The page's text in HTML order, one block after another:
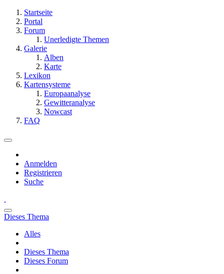
Startseite
Portal
Forum
Unerledigte Themen
Galerie
Alben
Karte
Lexikon
Kartensysteme
Europaanalyse
Gewitteranalyse
Nowcast
FAQ
Anmelden
Registrieren
Suche
Dieses Thema
Alles
Dieses Thema
Dieses Forum